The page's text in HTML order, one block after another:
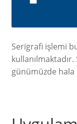
Serigrafi işlemi
günümüzde